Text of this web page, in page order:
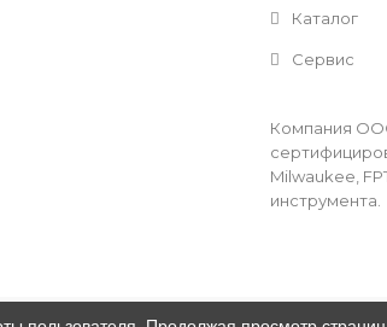
Каталог
Сервис
Компания
Milwaukee,
инструмента.